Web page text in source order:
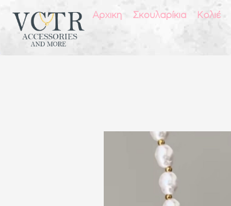
Αρχικη Σκουλαρίκια Κολιέ